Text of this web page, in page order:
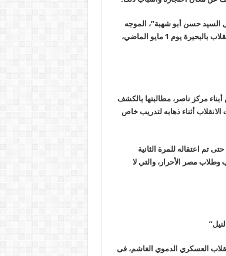
السيد حسن أبو شهبة”، الموجه
بالتربية والتعليم، لليوم الثاني والتسعين على التوالي، منذ اعتقاله من قبل قوات الانقلاب بالبحيرة يوم 1 مايو الماضي،
مركز ناصر، مطالبتها بالكشف
أثناء ذهابه لتدريب خاص
تم اعتقاله للمرة الثانية
مصر الأحرار، والتي لا
العسكري الدموي الغاشم، فى